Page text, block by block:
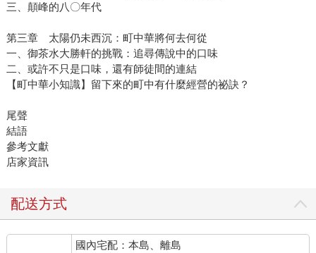
三、顛峰的八〇年代
第三章 太陽仍未西沉：町中華將何去何從
一、御茶水大勝軒的挑戰：追尋傳說中的口味
二、或許不只是口味，還有師徒間的連結
【町中華小知識】留下來的町中有什麼經營的祕訣？
尾聲
結語
參考文獻
店家資訊
配送方式
國內宅配：本島、離島